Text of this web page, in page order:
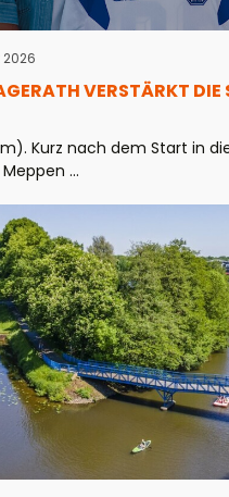
VERSTÄRKT DIE
Kurz nach dem Start in
...